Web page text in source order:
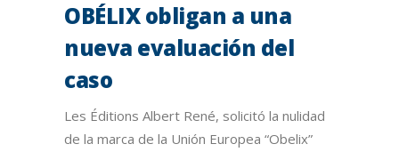
OBÉLIX obligan a una
nueva evaluación del
caso
Les Éditions Albert René, solicitó la nulidad
de la marca de la Unión Europea “Obelix”